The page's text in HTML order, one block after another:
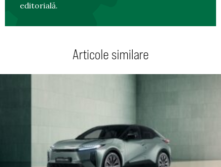
editorială.
Articole similare